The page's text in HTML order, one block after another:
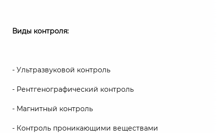
Виды контроля:
- Ультразвуковой контроль
- Рентгенографический контроль
- Магнитный контроль
- Контроль проникающими веществами